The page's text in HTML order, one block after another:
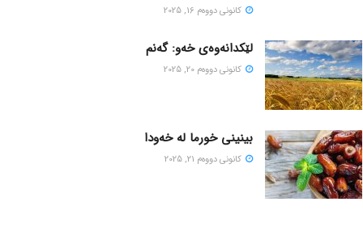
كانونی دووه‌م 16, 2025
لێکدانەوەی خەو: گەنم
كانونی دووه‌م 20, 2025
بینینی خورما لە خەودا
كانونی دووه‌م 21, 2025